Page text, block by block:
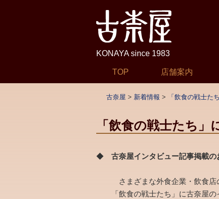
KONAYA since 1983
メインメニュー
テ
ツ
へ
動
TOP 店舗案内
古奈屋 > 新着情報 > 「飲食の戦士た
「飲食の戦士たち」
◆ 古奈屋インタビュー記事掲載の
さまざまな外食企業・飲食店の
「飲食の戦士たち」に古奈屋の